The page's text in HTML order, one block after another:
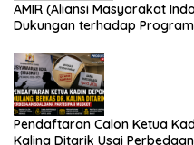
AMIR (Aliansi Masyarakat
Dukungan terhadap
Pendaftaran Calon Ketua
Kalina Ditarik Usai